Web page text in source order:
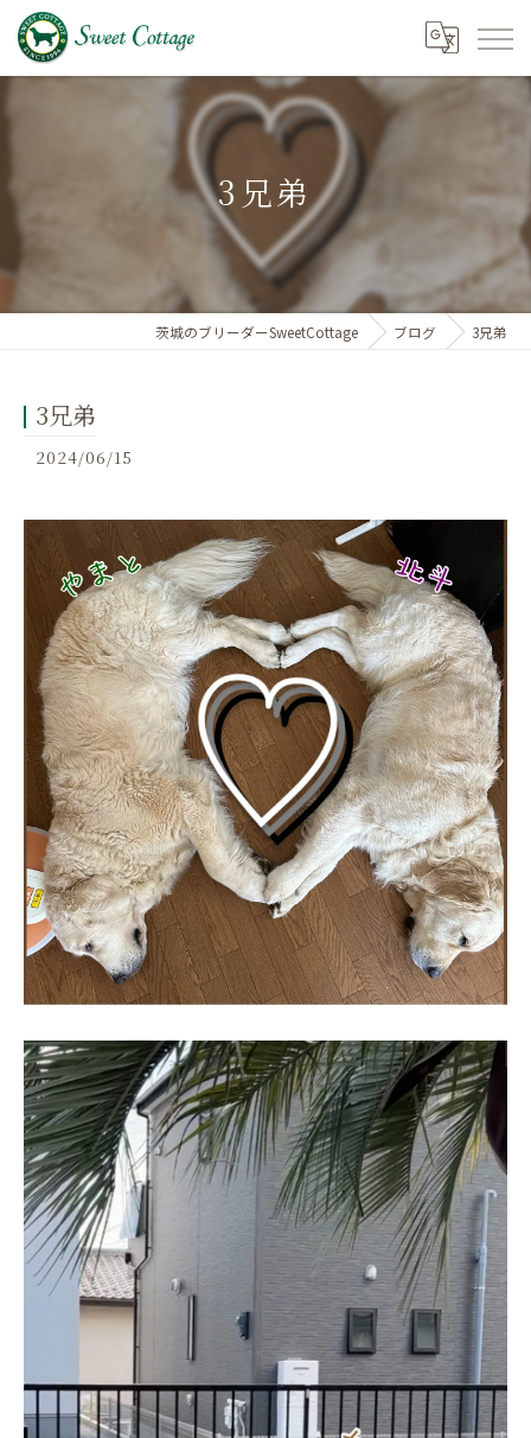
3兄弟
茨城のブリーダーSweetCottage ブログ 3兄弟
3兄弟
2024/06/15